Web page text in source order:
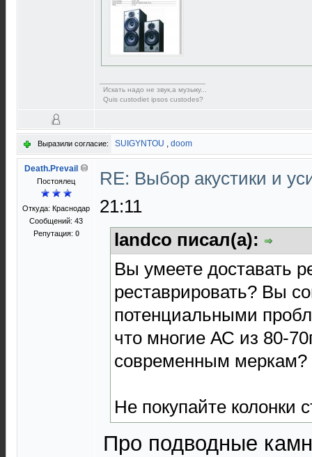
Искать надо не звук,а музыку...
Quis custodiet ipsos custodes?
Выразили согласие: SUIGYNTOU , doom
Death.Prevail
Постоялец
Откуда: Краснодар
Сообщений: 43
Репутация: 0
RE: Выбор акустики и
21:11
landco писал(а):
Вы умеете доставать
реставрировать? Вы
потенциальными
что многие АС из 80-
современным меркам?
Не покупайте колонки
Про подводные